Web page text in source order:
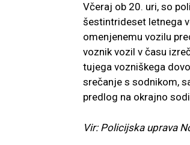
Včeraj ob 20. uri, so
šestintrideset letnega
omenjenemu vozilu
voznik vozil v času
tujega vozniškega
srečanje s sodnikom,
predlog na okrajno
Vir: Policijska uprava